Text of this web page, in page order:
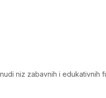
niz zabavnih i edukativnih